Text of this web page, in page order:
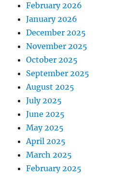
February 2026
January 2026
December 2025
November 2025
October 2025
September 2025
August 2025
July 2025
June 2025
May 2025
April 2025
March 2025
February 2025